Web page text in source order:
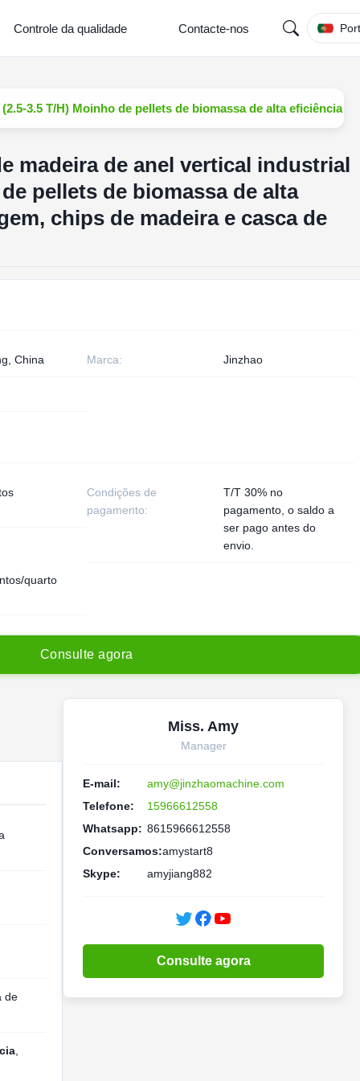
Controle da qualidade Contacte-nos
3.5 T/H) Moinho de pellets de biomassa de alta eficiência
madeira de anel vertical industrial
pellets de biomassa de alta
chips de madeira e casca de
China Marca: Jinzhao
Condições de
pagamento:
T/T 30% no
pagamento, o saldo a
ser pago antes do
envio.
quarto
Consu te agora
de
Miss. Amy
Manager
E-mail:
amy@jinzhaomachine.com
Telefone:
15966612558
Whatsapp: 8615966612558
Conversamos:amystart8
Skype:
amyjiang882
Consulte agora